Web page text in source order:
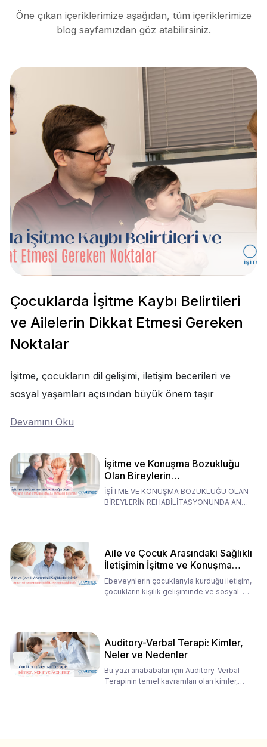
Öne çıkan içeriklerimize aşağıdan, tüm içeriklerimize
blog sayfamızdan göz atabilirsiniz.
Çocuklarda İşitme Kaybı Belirtileri
ve Ailelerin Dikkat Etmesi Gereken
Noktalar
İşitme, çocukların dil gelişimi, iletişim becerileri ve
sosyal yaşamları açısından büyük önem taşır
Devamını Oku
İşitme ve Konuşma Bozukluğu
Olan Bireylerin
Rehabilitasyonunda Ana
Babaların Tutumları
İŞİTME VE KONUŞMA BOZUKLUĞU OLAN
BİREYLERİN REHABİLİTASYONUNDA ANA
Aile ve Çocuk Arasındaki Sağlıklı
İletişimin İşitme ve Konuşma
Rehabilitasyonundaki Rolü
Ebeveynlerin çocuklarıyla kurduğu iletişim,
çocukların kişilik gelişiminde ve sosyal-
Auditory-Verbal Terapi: Kimler,
Neler ve Nedenler
Bu yazı anababalar için Auditory-Verbal
Terapinin temel kavramları olan kimler,